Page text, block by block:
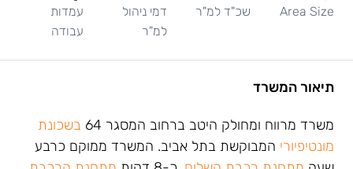
Area Size
שכ"ד למ"ר
דמי ניהול
למ"ר
עמדות
עבודה
תיאור המשרד
משרד מרווח ומחולק היטב ברחוב המסגר 64
בשכונת
מונטיפיורי המבוקשת בתל אביב. המשרד ממוקם כרבע